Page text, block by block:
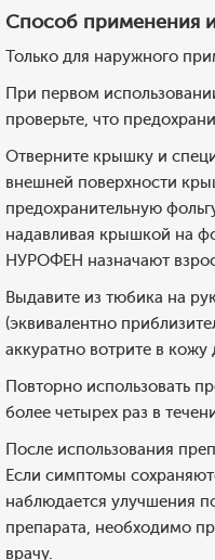
Способ применения
Только для наружного
При первом
проверьте, что
Отверните крышку и
внешней поверхности
предохранительную
надавливая крышкой на
НУРОФЕН назначают
Выдавите из тюбика на
(эквивалентно
аккуратно вотрите в
Повторно использовать
более четырех раз в
После использования
Если симптомы
наблюдается улучшения
препарата, необходимо
врачу.